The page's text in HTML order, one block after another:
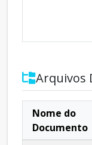
Arquivos
Nome do
Documento